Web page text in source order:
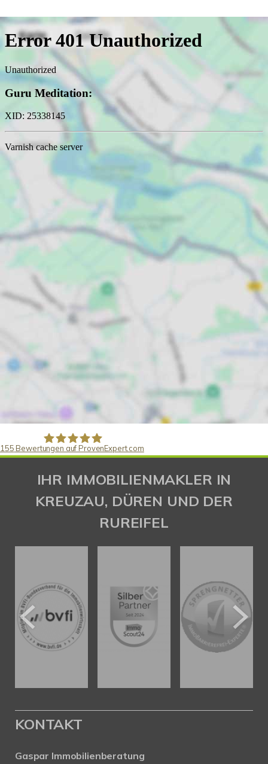
Gaspar Immobilienberatung
155 Bewertungen auf ProvenExpert.com
IHR IMMOBILIENMAKLER IN
KREUZAU, DÜREN UND DER
RUREIFEL
KONTAKT
Gaspar Immobilienberatung